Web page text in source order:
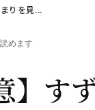
りを見...
めます
】す